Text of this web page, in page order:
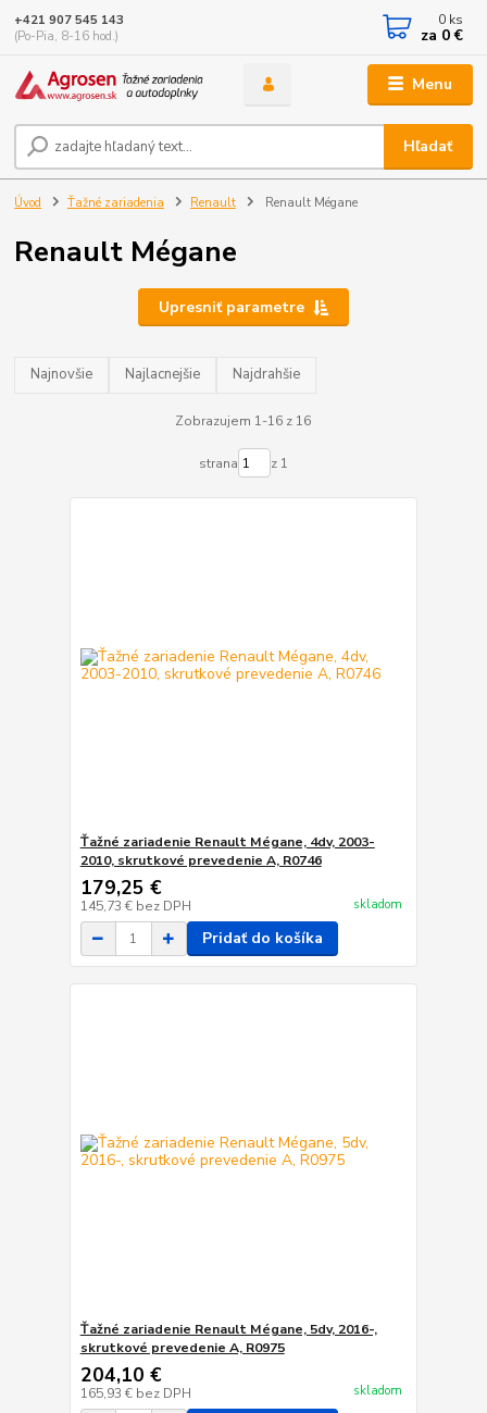
Menu
Hľadať
+421 907 545 143
(Po-Pia, 8-16 hod.)
0 ks
za 0 €
Úvod Ťažné zariadenia Renault Renault Mégane
Renault Mégane
Upresniť parametre
Najnovšie Najlacnejšie Najdrahšie
Zobrazujem 1-16 z 16
strana z 1
Ťažné zariadenie Renault Mégane, 4dv, 2003-
2010, skrutkové prevedenie A, R0746
179,25 €
145,73 € bez DPH skladom
Pridať do košíka
Ťažné zariadenie Renault Mégane, 5dv, 2016-,
skrutkové prevedenie A, R0975
204,10 €
165,93 € bez DPH skladom